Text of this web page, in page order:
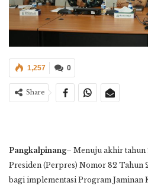
0
1,257
Share
Pangkalpinang– Menuju akhir tahun
Presiden (Perpres) Nomor 82 Tahun
bagi implementasi Program Jaminan